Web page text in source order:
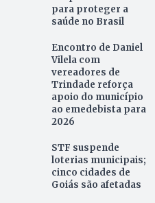
para proteger a
saúde no Brasil
Encontro de Daniel
Vilela com
vereadores de
Trindade reforça
apoio do município
ao emedebista para
2026
STF suspende
loterias municipais;
cinco cidades de
Goiás são afetadas